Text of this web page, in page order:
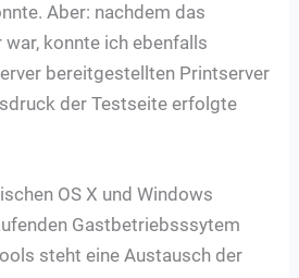
Aber: nachdem das
konnte ich ebenfalls
bereitgestellten Printserver
der Testseite erfolgte
OS X und Windows
Gastbetriebsssytem
steht eine Austausch der